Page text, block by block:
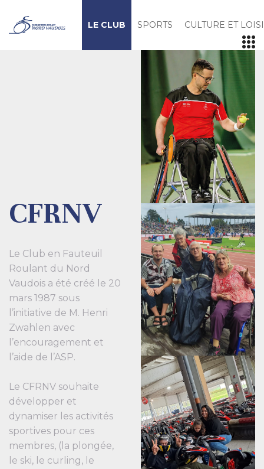
LE CLUB SPORTS CULTURE ET
CFRNV
Le Club en Fauteuil
Roulant du Nord
Vaudois a été créé le 20
mars 1987 sous
l’initiative de M. Henri
Zwahlen avec
l’encouragement et
l’aide de l’ASP.
Le CFRNV souhaite
développer et
dynamiser les activités
sportives pour ces
membres, (la plongée,
le ski, le curling, le